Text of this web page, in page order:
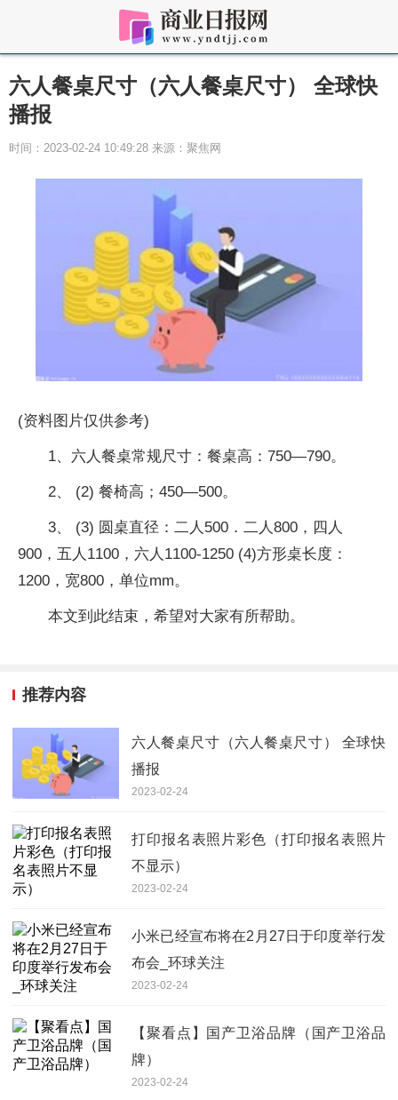
六人餐桌尺寸（六人餐桌尺寸） 全球快
播报
时间：2023-02-24 10:49:28 来源：聚焦网
(资料图片仅供参考)
1、六人餐桌常规尺寸：餐桌高：750—790。
2、 (2) 餐椅高；450—500。
3、 (3) 圆桌直径：二人500．二人800，四人
900，五人1100，六人1100-1250 (4)方形桌长度：
1200，宽800，单位mm。
本文到此结束，希望对大家有所帮助。
推荐内容
六人餐桌尺寸（六人餐桌尺寸） 全球快
播报
2023-02-24
打印报名表照片彩色（打印报名表照片
不显示）
2023-02-24
小米已经宣布将在2月27日于印度举行发
布会_环球关注
2023-02-24
【聚看点】国产卫浴品牌（国产卫浴品
牌）
2023-02-24